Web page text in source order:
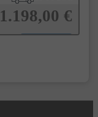
1.198,00 €